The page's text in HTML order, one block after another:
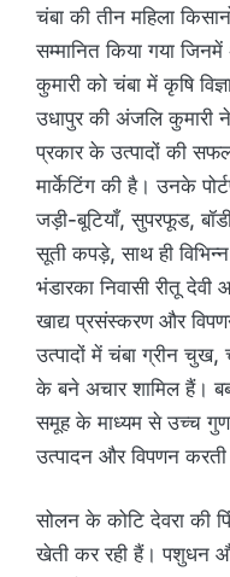
चंबा की तीन महिला
सम्मानित किया गया
कुमारी को चंबा में कृषि
उधापुर की अंजलि कुमारी
प्रकार के उत्पादों की
मार्केटिंग की है। उनके
जड़ी-बूटियाँ, सुपरफूड,
सूती कपड़े, साथ ही
भंडारका निवासी रीतू
खाद्य प्रसंस्करण और
उत्पादों में चंबा ग्रीन
के बने अचार शामिल हैं।
समूह के माध्यम से उच्च
उत्पादन और विपणन
सोलन के कोटि देवरा की
खेती कर रही हैं। पशुधन